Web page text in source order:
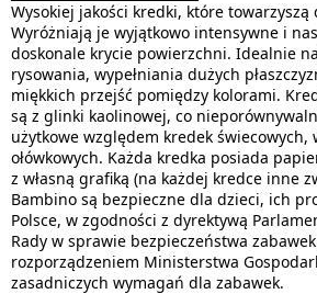
Wysokiej jakości kredki, które
Wyróżniają je wyjątkowo intensywne i
doskonale krycie powierzchni. Idealnie
rysowania, wypełniania dużych
miękkich przejść pomiędzy kolorami.
są z glinki kaolinowej, co
użytkowe względem kredek świecowych,
ołówkowych. Każda kredka posiada
z własną grafiką (na każdej kredce inne
Bambino są bezpieczne dla dzieci, ich
Polsce, w zgodności z dyrektywą
Rady w sprawie bezpieczeństwa
rozporządzeniem Ministerstwa
zasadniczych wymagań dla zabawek.